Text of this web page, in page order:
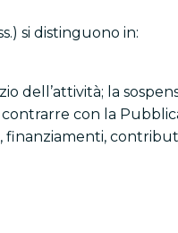
si distinguono in:
dell’attività; la
contrarre con la
finanziamenti,